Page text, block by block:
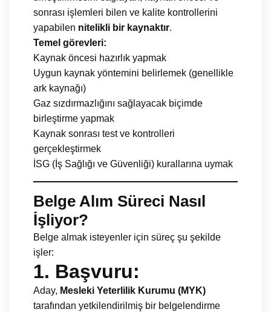
sonrası işlemleri bilen ve kalite kontrollerini
yapabilen nitelikli bir kaynaktır.
Temel görevleri:
Kaynak öncesi hazırlık yapmak
Uygun kaynak yöntemini belirlemek (genellikle
ark kaynağı)
Gaz sızdırmazlığını sağlayacak biçimde
birleştirme yapmak
Kaynak sonrası test ve kontrolleri
gerçekleştirmek
İSG (İş Sağlığı ve Güvenliği) kurallarına uymak
Belge Alım Süreci Nasıl
İşliyor?
Belge almak isteyenler için süreç şu şekilde
işler:
1. Başvuru:
Aday, Mesleki Yeterlilik Kurumu (MYK)
tarafından yetkilendirilmiş bir belgelendirme